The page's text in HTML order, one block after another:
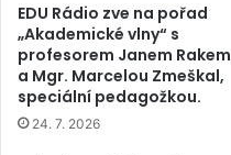
EDU Rádio zve na pořad
„Akademické vlny“ s
profesorem Janem Rakem
a Mgr. Marcelou Zmeškal,
speciální pedagožkou.
24. 7. 2026